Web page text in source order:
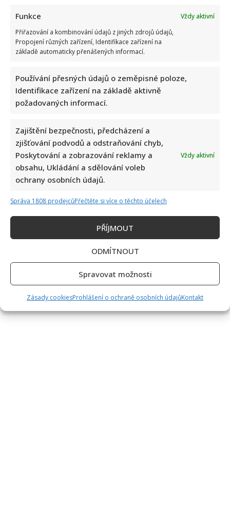
Funkce
Vždy aktivní
Přiřazování a kombinování údajů z jiných zdrojů údajů,
Propojení různých zařízení, Identifikace zařízení na
základě automaticky přenášených informací.
Používání přesných údajů o zeměpisné poloze,
Identifikace zařízení na základě aktivně
požadovaných informací.
Zajištění bezpečnosti, předcházení a
zjišťování podvodů a odstraňování chyb,
Poskytování a zobrazování reklamy a
obsahu, Ukládání a sdělování voleb
ochrany osobních údajů.
Vždy aktivní
Správa 1808 prodejcůPřečtěte si více o těchto účelech
PŘÍJMOUT
ODMÍTNOUT
Spravovat možnosti
Zásady cookiesProhlášení o ochraně osobních údajůKontakt